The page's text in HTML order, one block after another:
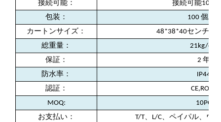
接続可能：
接続可能100
包装：
100 個/ctn
カートンサイズ：
48*38*40センチメ
総重量：
21kg/ctn
保証：
2 年
防水率：
IP44
認証：
CE,ROHS
MOQ:
10PC
お支払い：
T/T、L/C、ペイパル、ウ